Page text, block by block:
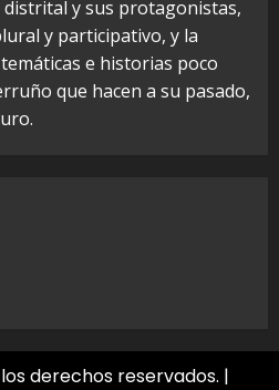
y sus protagonistas,
y participativo, y la
e historias poco
que hacen a su pasado,
derechos reservados. |